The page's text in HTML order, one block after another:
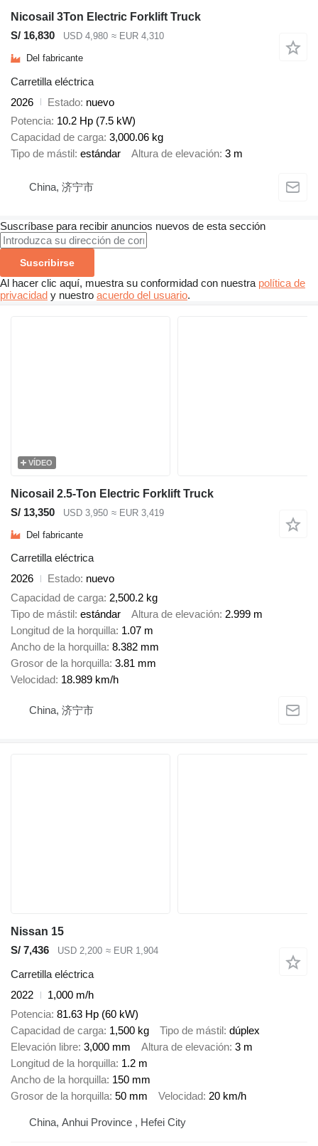
Nicosail 3Ton Electric Forklift Truck
S/ 16,830
USD 4,980 ≈ EUR 4,310
Del fabricante
Carretilla eléctrica
2026
Estado nuevo
Potencia 10.2 Hp (7.5 kW)
Capacidad de carga 3,000.06 kg
Tipo de mástil estándar Altura de elevación 3 m
China, 济宁市
Suscríbase para recibir anuncios nuevos de esta sección
Suscribirse
Al hacer clic aquí, muestra su conformidad con nuestra política de
privacidad y nuestro acuerdo del usuario.
VÍDEO
Nicosail 2.5-Ton Electric Forklift Truck
S/ 13,350
USD 3,950 ≈ EUR 3,419
Del fabricante
Carretilla eléctrica
2026
Estado nuevo
Capacidad de carga 2,500.2 kg
Tipo de mástil estándar Altura de elevación 2.999 m
Longitud de la horquilla 1.07 m
Ancho de la horquilla 8.382 mm
Grosor de la horquilla 3.81 mm
Velocidad 18.989 km/h
China, 济宁市
Nissan 15
S/ 7,436
USD 2,200 ≈ EUR 1,904
Carretilla eléctrica
2022
1,000 m/h
Potencia 81.63 Hp (60 kW)
Capacidad de carga 1,500 kg Tipo de mástil dúplex
Elevación libre 3,000 mm Altura de elevación 3 m
Longitud de la horquilla 1.2 m
Ancho de la horquilla 150 mm
Grosor de la horquilla 50 mm Velocidad 20 km/h
China, Anhui Province , Hefei City